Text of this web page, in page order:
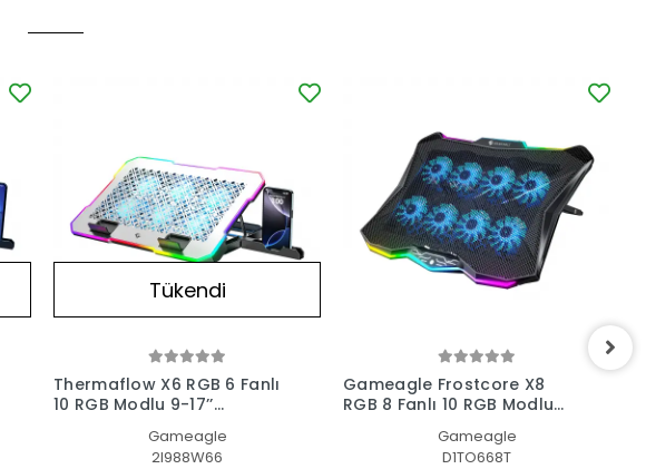
Tükendi
Thermaflow X6 RGB 6 Fanlı
10 RGB Modlu 9-17’’
Laptop Soğutucu
Gameagle
2I988W66
Gameagle Frostcore X8
RGB 8 Fanlı 10 RGB Modlu
Stand Laptop Soğutucu
Gameagle
D1TO668T